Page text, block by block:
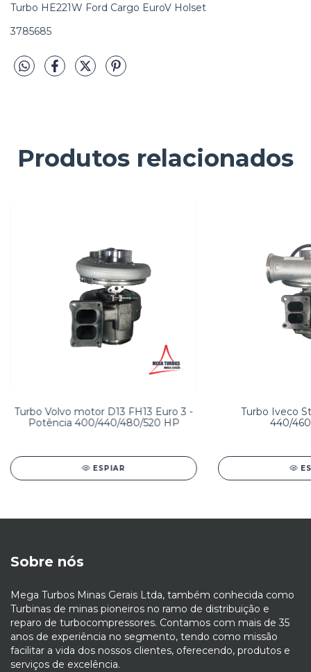
Turbo HE221W Ford Cargo EuroV Holset
3785685
Produtos relacionados
Turbo Volvo motor D13 FH13 Euro 3 -
Potência 400/440/480/520 HP
ESPIAR
Turbo Iveco
440/
Sobre nós
Mega Turbos Minas Gerais Ltda, também conhecida como
Turbinas de minas pioneiros no ramo de distribuição e
reparo de turbocompressores. Contamos com mais de 35
anos de experiência no segmento, tendo como missão
facilitar a vida dos nossos clientes, oferecendo, produtos e
serviços de excelência.